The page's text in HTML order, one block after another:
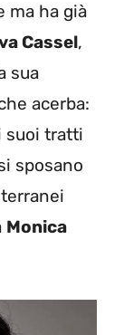
ma ha già
Cassel,
sua
acerba:
suoi tratti
sposano
Monica